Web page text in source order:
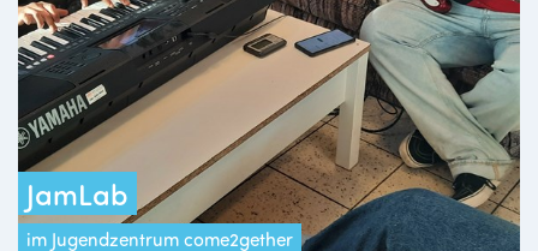
JamLab
im Jugendzentrum come2gether